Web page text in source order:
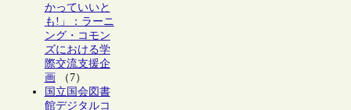
かっていいと
も!」：ラーニ
ング・コモン
ズにおける学
際交流支援企
画（7）
国立国会図書
館デジタルコ